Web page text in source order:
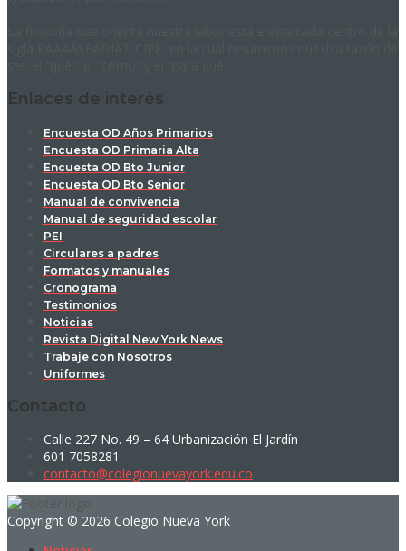
Enlaces de interés
Encuesta OD Años Primarios
Encuesta OD Primaria Alta
Encuesta OD Bto Junior
Encuesta OD Bto Senior
Manual de convivencia
Manual de seguridad escolar
PEI
Circulares a padres
Formatos y manuales
Cronograma
Testimonios
Noticias
Revista Digital New York News
Trabaje con Nosotros
Uniformes
Contacto
Calle 227 No. 49 – 64 Urbanización El Jardín
601 7058281
contacto@colegionuevayork.edu.co
Copyright © 2026 Colegio Nueva York